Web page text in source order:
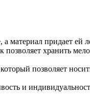
материал придает ей
хранить
позволяет
и